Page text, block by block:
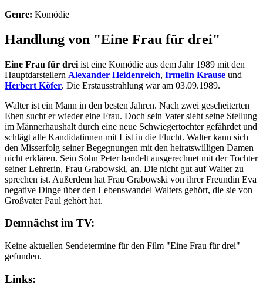
Genre: Komödie
Handlung von "Eine Frau für drei"
Eine Frau für drei ist eine Komödie aus dem Jahr 1989 mit den
Hauptdarstellern Alexander Heidenreich, Irmelin Krause und
Herbert Köfer. Die Erstausstrahlung war am 03.09.1989.
Walter ist ein Mann in den besten Jahren. Nach zwei gescheiterten
Ehen sucht er wieder eine Frau. Doch sein Vater sieht seine Stellung
im Männerhaushalt durch eine neue Schwiegertochter gefährdet und
schlägt alle Kandidatinnen mit List in die Flucht. Walter kann sich
den Misserfolg seiner Begegnungen mit den heiratswilligen Damen
nicht erklären. Sein Sohn Peter bandelt ausgerechnet mit der Tochter
seiner Lehrerin, Frau Grabowski, an. Die nicht gut auf Walter zu
sprechen ist. Außerdem hat Frau Grabowski von ihrer Freundin Eva
negative Dinge über den Lebenswandel Walters gehört, die sie von
Großvater Paul gehört hat.
Demnächst im TV:
Keine aktuellen Sendetermine für den Film "Eine Frau für drei"
gefunden.
Links: